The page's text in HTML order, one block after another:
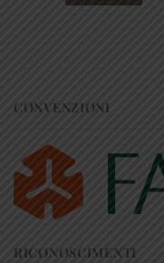
CONVENZIONI
RICONOSCIMENTI